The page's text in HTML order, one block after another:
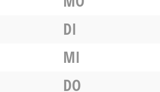
DI
MI
DO